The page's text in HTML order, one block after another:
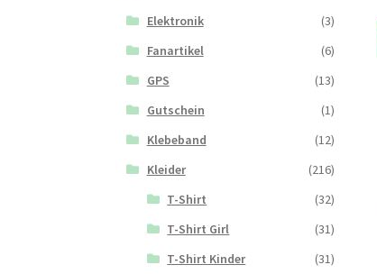
Elektronik
(3)
Fanartikel
(6)
GPS
(13)
Gutschein
(1)
Klebeband
(12)
Kleider
(216)
T-Shirt
(32)
T-Shirt Girl
(31)
T-Shirt Kinder
(31)